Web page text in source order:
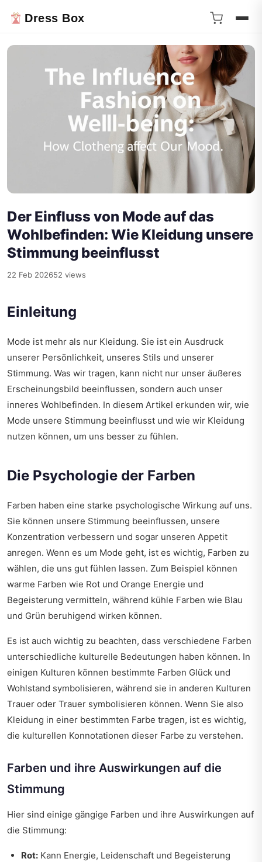
Dress Box
Der Einfluss von Mode auf das
Wohlbefinden: Wie Kleidung unsere
Stimmung beeinflusst
22 Feb 202652 views
Einleitung
Mode ist mehr als nur Kleidung. Sie ist ein Ausdruck
unserer Persönlichkeit, unseres Stils und unserer
Stimmung. Was wir tragen, kann nicht nur unser äußeres
Erscheinungsbild beeinflussen, sondern auch unser
inneres Wohlbefinden. In diesem Artikel erkunden wir, wie
Mode unsere Stimmung beeinflusst und wie wir Kleidung
nutzen können, um uns besser zu fühlen.
Die Psychologie der Farben
Farben haben eine starke psychologische Wirkung auf uns.
Sie können unsere Stimmung beeinflussen, unsere
Konzentration verbessern und sogar unseren Appetit
anregen. Wenn es um Mode geht, ist es wichtig, Farben zu
wählen, die uns gut fühlen lassen. Zum Beispiel können
warme Farben wie Rot und Orange Energie und
Begeisterung vermitteln, während kühle Farben wie Blau
und Grün beruhigend wirken können.
Es ist auch wichtig zu beachten, dass verschiedene Farben
unterschiedliche kulturelle Bedeutungen haben können. In
einigen Kulturen können bestimmte Farben Glück und
Wohlstand symbolisieren, während sie in anderen Kulturen
Trauer oder Trauer symbolisieren können. Wenn Sie also
Kleidung in einer bestimmten Farbe tragen, ist es wichtig,
die kulturellen Konnotationen dieser Farbe zu verstehen.
Farben und ihre Auswirkungen auf die
Stimmung
Hier sind einige gängige Farben und ihre Auswirkungen auf
die Stimmung:
Rot: Kann Energie, Leidenschaft und Begeisterung